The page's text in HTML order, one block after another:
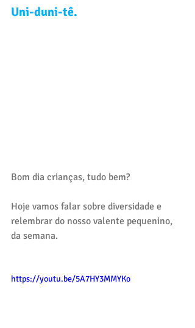
Uni-duni-tê.
Bom dia crianças, tudo bem?
Hoje vamos falar sobre diversidade e
relembrar do nosso valente pequenino,
da semana.
https://youtu.be/5A7HY3MMYKo